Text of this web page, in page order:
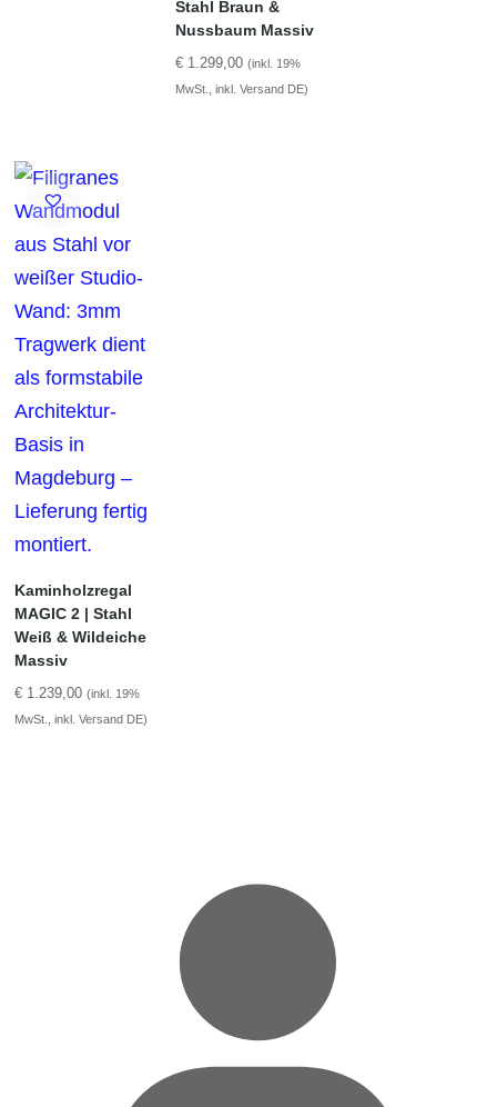
Stahl Braun &
Nussbaum Massiv
€ 1.299,00 (inkl. 19%
MwSt., inkl. Versand DE)
Kaminholzregal
MAGIC 2 | Stahl
Weiß & Wildeiche
Massiv
€ 1.239,00 (inkl. 19%
MwSt., inkl. Versand DE)